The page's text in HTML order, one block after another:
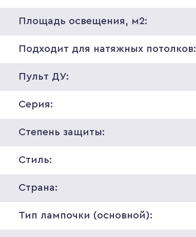
Площадь освещения, м2:
Подходит для натяжных потолков:
Пульт ДУ:
Серия:
Степень защиты:
Стиль:
Страна:
Тип лампочки (основной):